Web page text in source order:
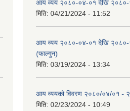
आय व्यय २०८०-०४-०१ देखि
मिति: 04/21/2024 - 11:52
आय व्यय २०८०-०४-०१ देखि
(फाल्गुन)
मिति: 03/19/2024 - 13:34
आय व्ययको विवरण २०८०/०४/०१ -
मिति: 02/23/2024 - 10:49